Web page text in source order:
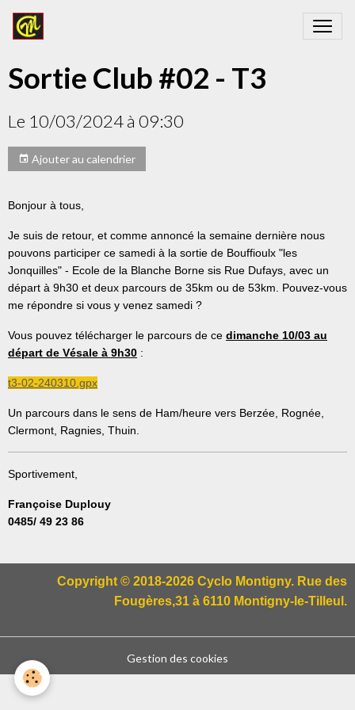
Sortie Club #02 - T3
Le 10/03/2024à 09:30
Ajouter au calendrier
Bonjour à tous,
Je suis de retour, et comme annoncé la semaine dernière nous
pouvons participer ce samedi à la sortie de Bouffioulx "les
Jonquilles" - Ecole de la Blanche Borne sis Rue Dufays, avec un
départ à 9h30 et deux parcours de 35km ou de 53km. Pouvez-vous
me répondre si vous y venez samedi ?
Vous pouvez télécharger le parcours de ce dimanche 10/03 au
départ de Vésale à 9h30 :
t3-02-240310.gpx
Un parcours dans le sens de Ham/heure vers Berzée, Rognée,
Clermont, Ragnies, Thuin.
Sportivement,
Françoise Duplouy
0485/ 49 23 86
Copyright © 2018-2026 Cyclo Montigny. Rue des
Fougères,31 à 6110 Montigny-le-Tilleul.
Gestion des cookies